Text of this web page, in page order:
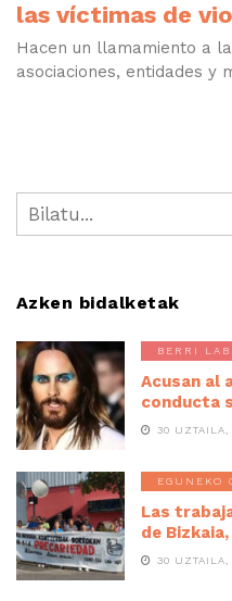
las víctimas de
Hacen un llamamiento a
asociaciones, entidades y
Azken bidalketak
BERRI
Acusan al
conducta
30 UZTAILA,
EGUNEKO
Las
de
30 UZTAILA,